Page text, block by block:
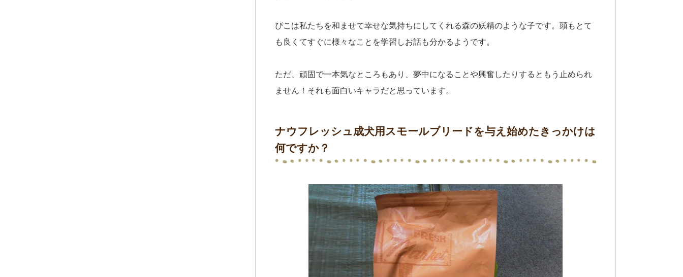
ぴこは私たちを和ませて幸せな気持ちにしてくれる森の妖精のような子です。頭もとて
も良くてすぐに様々なことを学習しお話も分かるようです。
ただ、頑固で一本気なところもあり、夢中になることや興奮したりするともう止められ
ません！それも面白いキャラだと思っています。
ナウフレッシュ成犬用スモールブリードを与え始めたきっかけは
何ですか？